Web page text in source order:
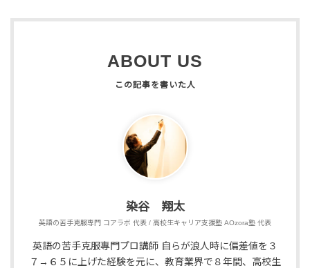
ABOUT US
染谷 翔太
英語の苦手克服専門 コアラボ 代表 / 高校生キャリア支援塾 AOzora塾 代表
英語の苦手克服專門プロ講師 自らが浪人時に偏差値を３
７→６５に上げた経験を元に、教育業界で８年間、高校生